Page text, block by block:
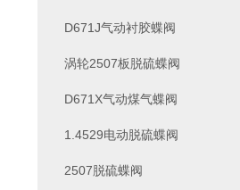
D671J气动衬胶蝶阀
涡轮2507板脱硫蝶阀
D671X气动煤气蝶阀
1.4529电动脱硫蝶阀
2507脱硫蝶阀